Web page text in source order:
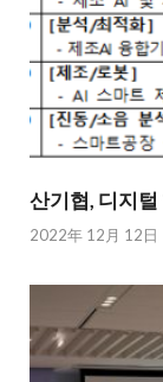
산기협, 디지
2022年 12月 12日